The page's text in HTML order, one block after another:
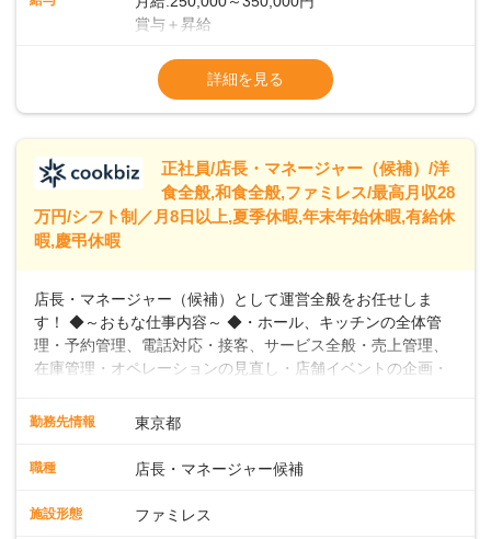
きたてパンをメインとしたビュッフェスタイルでお客様をお
あり、お客様との距離が近い臨場感あふれる環境で、調理だ
けでなく演出スキルも身につけられます。さらに、将来的に
ァンを一緒に増やしていきましょう！
賞与＋昇給
※試用期間 3ヶ月間あり（待遇変動なし）
※固定残業代15時間25,000円～を含む、超
詳細を見る
正社員/店長・マネージャー（候補）/洋
食全般,和食全般,ファミレス/最高月収28
万円/シフト制／月8日以上,夏季休暇,年末年始休暇,有給休
暇,慶弔休暇
店長・マネージャー（候補）として運営全般をお任せしま
す！ ◆～おもな仕事内容～ ◆・ホール、キッチンの全体管
理・予約管理、電話対応・接客、サービス全般・売上管理、
在庫管理・オペレーションの見直し・店舗イベントの企画・
入社後はスキルに合わせた業務からお任せしますので、徐々
向上を目指すDX推進～ ◆すかいらーくのレストランでは、
スタッフの働きやすさをサポートしています。配膳ロボット
勤務先情報 東京都
職種 店長・マネージャー候補
施設形態 ファミレス